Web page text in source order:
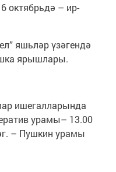
октябрьдә – ир-
яшьләр үзәгендә
ярышлары.
ишегалларында
урамы– 13.00
– Пушкин урамы